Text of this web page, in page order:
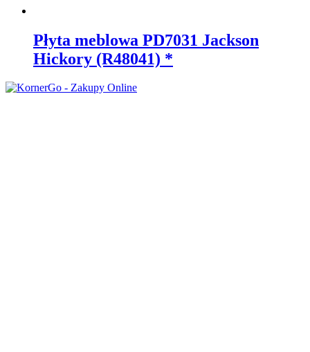
Płyta meblowa PD7031 Jackson
Hickory (R48041) *